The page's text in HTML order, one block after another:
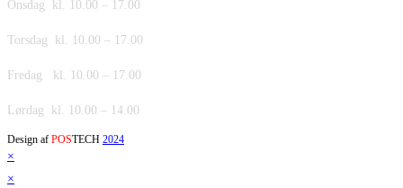
Onsdag kl. 10.00 – 17.00
Torsdag kl. 10.00 – 17.00
Fredag kl. 10.00 – 17.00
Lørdag kl. 10.00 – 14.00
Design af POSTECH 2024
×
×